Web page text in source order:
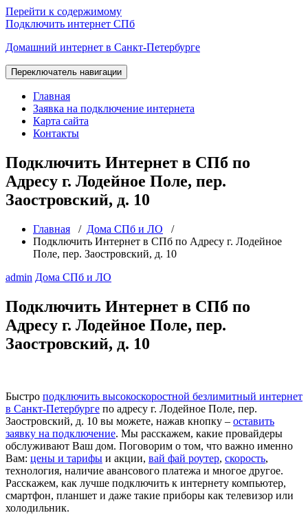
Перейти к содержимому
Подключить интернет СПб
Домашний интернет в Санкт-Петербурге
Переключатель навигации
Главная
Заявка на подключение интернета
Карта сайта
Контакты
Подключить Интернет в СПб по
Адресу г. Лодейное Поле, пер.
Заостровский, д. 10
Главная / Дома СПб и ЛО /
Подключить Интернет в СПб по Адресу г. Лодейное
Поле, пер. Заостровский, д. 10
admin Дома СПб и ЛО
Подключить Интернет в СПб по
Адресу г. Лодейное Поле, пер.
Заостровский, д. 10
Быстро подключить высокоскоростной безлимитный интернет
в Санкт-Петербурге по адресу г. Лодейное Поле, пер.
Заостровский, д. 10 вы можете, нажав кнопку – оставить
заявку на подключение. Мы расскажем, какие провайдеры
обслуживают Ваш дом. Поговорим о том, что важно именно
Вам: цены и тарифы и акции, вай фай роутер, скорость,
технология, наличие авансового платежа и многое другое.
Расскажем, как лучше подключить к интернету компьютер,
смартфон, планшет и даже такие приборы как телевизор или
холодильник.